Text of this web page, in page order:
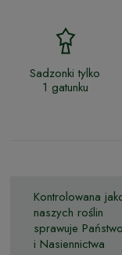
Sadzonki tylko
1 gatunku
Kontrolowana
naszych roślin
sprawuje
i Nasiennictwa